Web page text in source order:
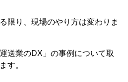
限り、現場のやり方は変わりま
送業のDX」の事例について取
す。